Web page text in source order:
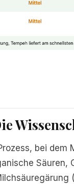
bei dem
Säuren,